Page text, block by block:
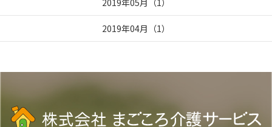
2019年05月 （1）
2019年04月 （1）